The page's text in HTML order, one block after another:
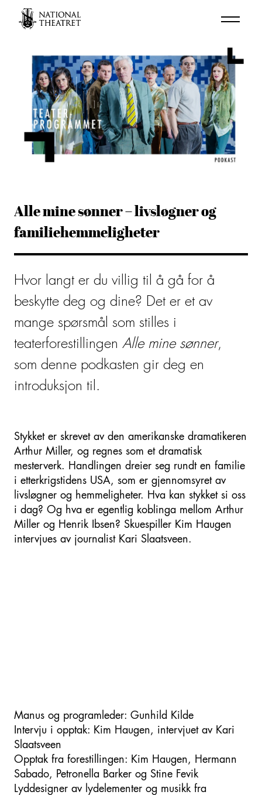
Alle mine sønner – livsløgner og
familiehemmeligheter
Hvor langt er du villig til å gå for å
beskytte deg og dine? Det er et av
mange spørsmål som stilles i
teaterforestillingen Alle mine sønner,
som denne podkasten gir deg en
introduksjon til.
Stykket er skrevet av den amerikanske dramatikeren
Arthur Miller, og regnes som et dramatisk
mesterverk. Handlingen dreier seg rundt en familie
i etterkrigstidens USA, som er gjennomsyret av
livsløgner og hemmeligheter. Hva kan stykket si oss
i dag? Og hva er egentlig koblinga mellom Arthur
Miller og Henrik Ibsen? Skuespiller Kim Haugen
intervjues av journalist Kari Slaatsveen.
Manus og programleder: Gunhild Kilde
Intervju i opptak: Kim Haugen, intervjuet av Kari
Slaatsveen
Opptak fra forestillingen: Kim Haugen, Hermann
Sabado, Petronella Barker og Stine Fevik
Lyddesigner av lydelementer og musikk fra